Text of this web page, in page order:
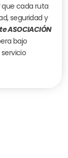
que cada ruta
seguridad y
ASOCIACIÓN
bajo